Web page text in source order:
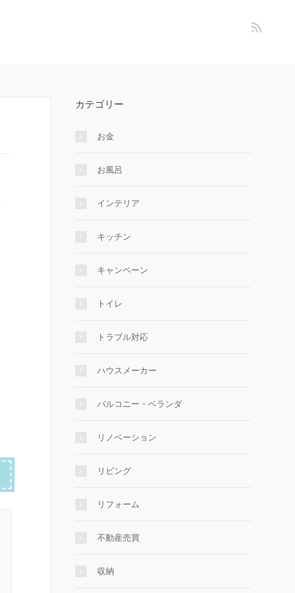
カテゴリー
お金
お風呂
インテリア
キッチン
キャンペーン
トイレ
トラブル対応
ハウスメーカー
バルコニー・ベランダ
リノベーション
リビング
リフォーム
不動産売買
収納